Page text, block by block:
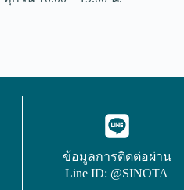
ข้อมูลการติดต่อผ่าน
Line ID: @SINOTA